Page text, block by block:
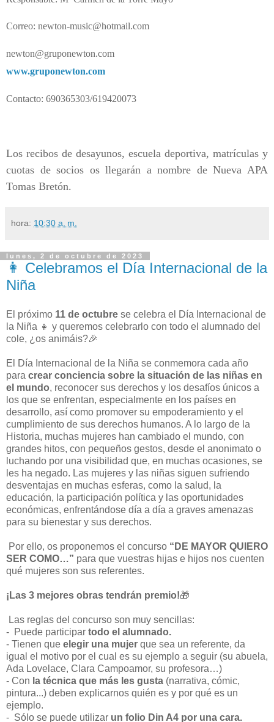
Correo: newton-music@hotmail.com
newton@gruponewton.com
www.gruponewton.com
Contacto: 690365303/619420073
Los recibos de desayunos, escuela deportiva, matrículas y
cuotas de socios os llegarán a nombre de Nueva APA
Tomas Bretón.
hora: 10:30 a. m.
lunes, 2 de octubre de 2023
👩 Celebramos el Día Internacional de la
Niña
El próximo 11 de octubre se celebra el Día Internacional de
la Niña 👧 y queremos celebrarlo con todo el alumnado del
cole, ¿os animáis?🎉
El Día Internacional de la Niña se conmemora cada año
para crear conciencia sobre la situación de las niñas en
el mundo, reconocer sus derechos y los desafíos únicos a
los que se enfrentan, especialmente en los países en
desarrollo, así como promover su empoderamiento y el
cumplimiento de sus derechos humanos. A lo largo de la
Historia, muchas mujeres han cambiado el mundo, con
grandes hitos, con pequeños gestos, desde el anonimato o
luchando por una visibilidad que, en muchas ocasiones, se
les ha negado. Las mujeres y las niñas siguen sufriendo
desventajas en muchas esferas, como la salud, la
educación, la participación política y las oportunidades
económicas, enfrentándose día a día a graves amenazas
para su bienestar y sus derechos.
Por ello, os proponemos el concurso “DE MAYOR QUIERO
SER COMO…” para que vuestras hijas e hijos nos cuenten
qué mujeres son sus referentes.
¡Las 3 mejores obras tendrán premio!🎁
Las reglas del concurso son muy sencillas:
- Puede participar todo el alumnado.
- Tienen que elegir una mujer que sea un referente, da
igual el motivo por el cual es su ejemplo a seguir (su abuela,
Ada Lovelace, Clara Campoamor, su profesora…)
- Con la técnica que más les gusta (narrativa, cómic,
pintura...) deben explicarnos quién es y por qué es un
ejemplo.
- Sólo se puede utilizar un folio Din A4 por una cara.